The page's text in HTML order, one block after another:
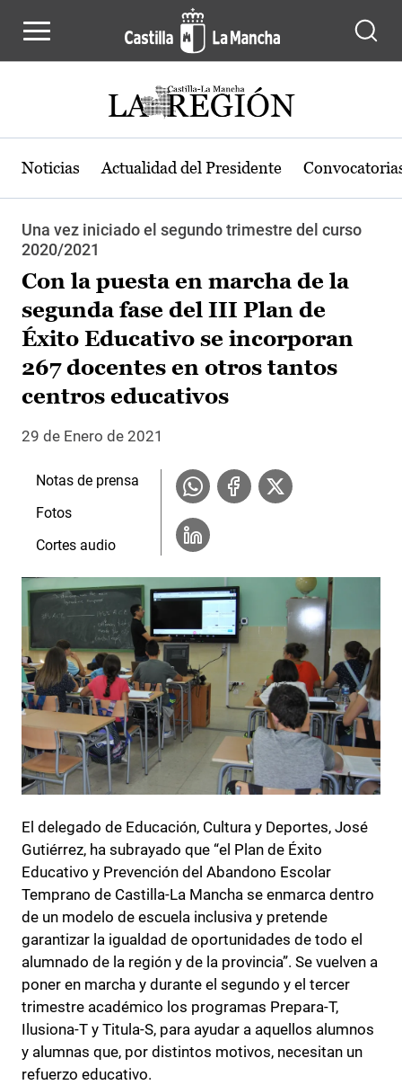
Noticias Actualidad del Presidente
Una vez iniciado el segundo trimestre del curso
2020/2021
Con la puesta en marcha de la
segunda fase del III Plan de
Éxito Educativo se incorporan
267 docentes en otros tantos
centros educativos
29 de Enero de 2021
El delegado de Educación, Cultura y Deportes, José
Gutiérrez, ha subrayado que “el Plan de Éxito
Educativo y Prevención del Abandono Escolar
Temprano de Castilla-La Mancha se enmarca dentro
de un modelo de escuela inclusiva y pretende
garantizar la igualdad de oportunidades de todo el
alumnado de la región y de la provincia”. Se vuelven a
poner en marcha y durante el segundo y el tercer
trimestre académico los programas Prepara-T,
Ilusiona-T y Titula-S, para ayudar a aquellos alumnos
y alumnas que, por distintos motivos, necesitan un
refuerzo educativo.
Notas de prensa
Fotos
Cortes audio